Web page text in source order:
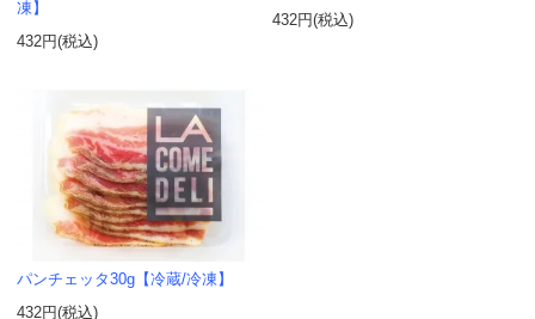
凍】
432円(税込)
432円(税込)
パンチェッタ30g【冷蔵/冷凍】
432円(税込)